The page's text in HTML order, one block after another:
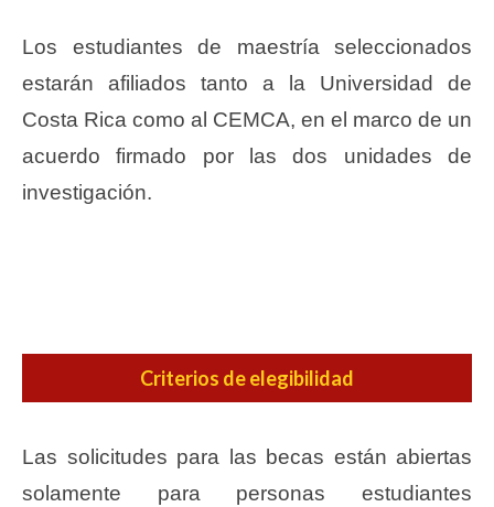
Los estudiantes de maestría seleccionados
estarán afiliados tanto a la Universidad de
Costa Rica como al CEMCA, en el marco de un
acuerdo firmado por las dos unidades de
investigación.
Criterios de elegibilidad
Las solicitudes para las becas están abiertas
solamente para personas estudiantes